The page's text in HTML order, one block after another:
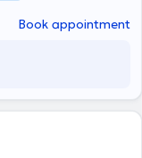
Book appointment